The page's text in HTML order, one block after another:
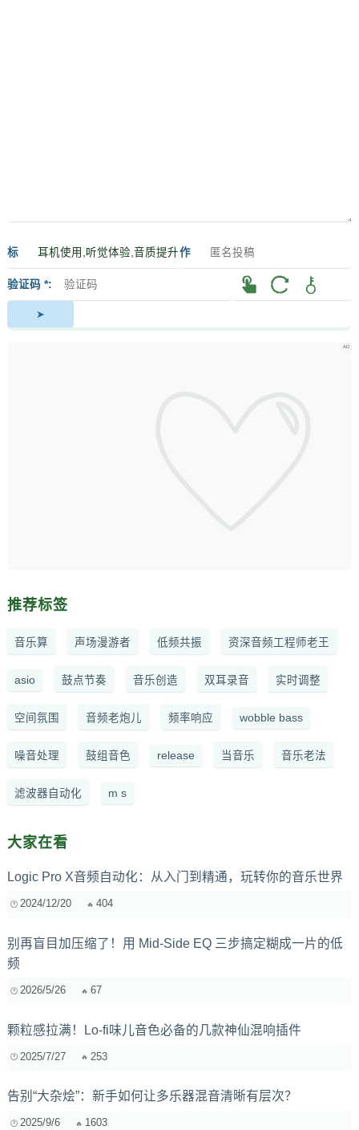
标
签
作
验证码 *
推荐标签
音乐算 声场漫游者 低频共振 资深音频工程师老王
asio 鼓点节奏 音乐创造 双耳录音 实时调整
空间氛围 音频老炮儿 频率响应 wobble bass
噪音处理 鼓组音色 release 当音乐 音乐老法
滤波器自动化 m s
大家在看
Logic Pro X音频自动化：从入门到精通，玩转你的音乐世界
2024/12/20 404
别再盲目加压缩了！用 Mid-Side EQ 三步搞定糊成一片的低
频
2026/5/26 67
颗粒感拉满！Lo-fi味儿音色必备的几款神仙混响插件
2025/7/27 253
告别“大杂烩”：新手如何让多乐器混音清晰有层次？
2025/9/6 1603